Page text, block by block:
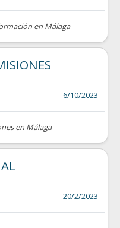
en Málaga
6/10/2023
en Málaga
20/2/2023